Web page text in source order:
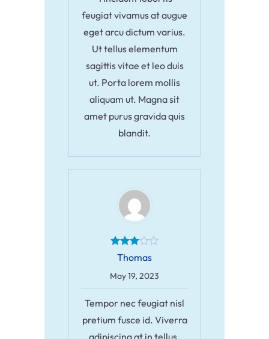
feugiat vivamus at augue
eget arcu dictum varius.
Ut tellus elementum
sagittis vitae et leo duis
ut. Porta lorem mollis
aliquam ut. Magna sit
amet purus gravida quis
blandit.
Thomas
May 19, 2023
Tempor nec feugiat nisl
pretium fusce id. Viverra